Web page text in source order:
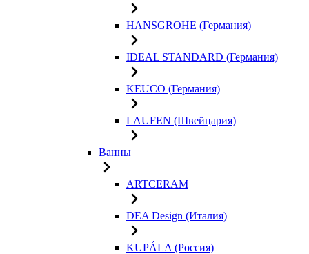
HANSGROHE (Германия)
IDEAL STANDARD (Германия)
KEUCO (Германия)
LAUFEN (Швейцария)
Ванны
ARTCERAM
DEA Design (Италия)
KUPÁLA (Россия)